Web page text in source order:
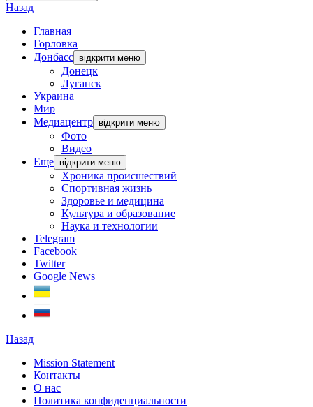
Назад
Главная
Горловка
Донбасс відкрити меню
Донецк
Луганск
Украина
Мир
Медиацентр відкрити меню
Фото
Видео
Еще відкрити меню
Хроника происшествий
Спортивная жизнь
Здоровье и медицина
Культура и образование
Наука и технологии
Telegram
Facebook
Twitter
Google News
Назад
Mission Statement
Контакты
О нас
Политика конфиденциальности